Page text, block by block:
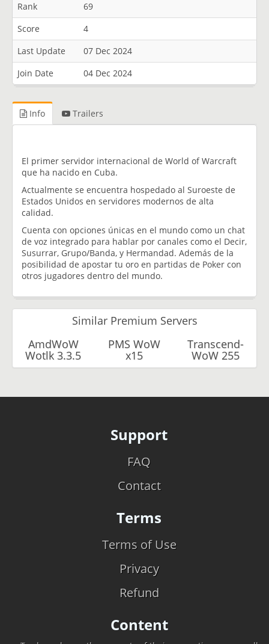
Rank
69
Score
4
Last Update
07 Dec 2024
Join Date
04 Dec 2024
Info Trailers
El primer servidor internacional de World of Warcraft
que ha nacido en Cuba.
Actualmente se encuentra hospedado al Suroeste de
Estados Unidos en servidores modernos de alta
calidad.
Cuenta con opciones únicas en el mundo como un chat
de voz integrado para hablar por canales como el Decir,
Susurrar, Grupo/Banda, y Hermandad. Además de la
posibilidad de apostar tu oro en partidas de Poker con
otros jugadores dentro del mundo.
Similar Premium Servers
AmdWoW
Wotlk 3.3.5
PMS WoW
x15
Transcend-
WoW 255
Support
FAQ
Contact
Terms
Terms of Use
Privacy
Refund
Content